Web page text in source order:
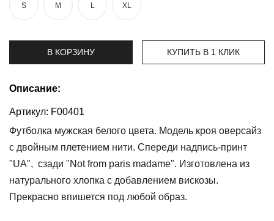
Топы
и
Нижнее
белье
Женские
Туники и
комбинезоны
Шорты
Юбки
S M L XL
В КОРЗИНУ КУПИТЬ В 1 КЛИК
Описание:
Артикул: F00401
Футболка мужская белого цвета. Модель кроя оверсайз
с двойным плетением нити. Спереди надпись-принт
"UA", сзади "Not from paris madame". Изготовлена из
натурального хлопка с добавлением вискозы.
Прекрасно впишется под любой образ.